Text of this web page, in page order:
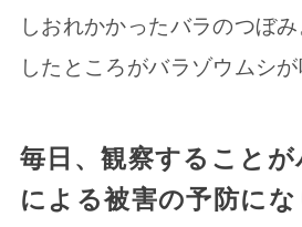
しおれかかったバラのつぼ
したところがバラゾウムシが
毎日、観察すること
による被害の予防に